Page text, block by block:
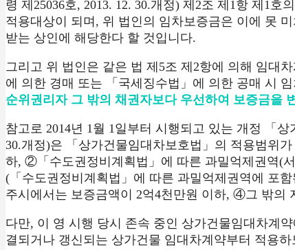
령 제25036호, 2013. 12. 30.개정) 제2조 제1항 제1
적용대상이 되며, 위 법인의 임차보증금은 이에 못
받는 상인에 해당한다 할 것입니다.
그리고 위 법인은 같은 법 제5조 제2항에 의해 임대
에 의한 경매 또는 「국세징수법」에 의한 공매 시
순위권리자 그 밖의 채권자보다 우선하여 보증금을
참고로 2014년 1월 1일부터 시행되고 있는 개정 「
30.개정)은 「상가건물임대차보호법」의 적용범위
하, ②「수도권정비계획법」에 따른 과밀억제권역(
(「수도권정비계획법」에 따른 과밀억제권역에 포
주시에서는 보증금액이 2억4천만원 이하, ④그 밖의
다만, 이 영 시행 당시 존속 중인 상가건물임대차계
결되거나 갱신되는 상가건물 임대차계약부터 적용